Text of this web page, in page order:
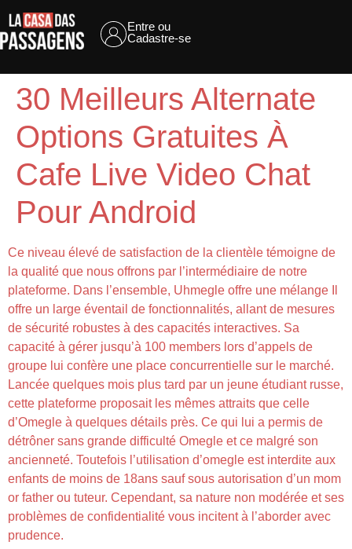
Entre ou
Cadastre-se
30 Meilleurs Alternate
Options Gratuites À
Cafe Live Video Chat
Pour Android
Ce niveau élevé de satisfaction de la clientèle témoigne de
la qualité que nous offrons par l’intermédiaire de notre
plateforme. Dans l’ensemble, Uhmegle offre une mélange Il
offre un large éventail de fonctionnalités, allant de mesures
de sécurité robustes à des capacités interactives. Sa
capacité à gérer jusqu’à 100 members lors d’appels de
groupe lui confère une place concurrentielle sur le marché.
Lancée quelques mois plus tard par un jeune étudiant russe,
cette plateforme proposait les mêmes attraits que celle
d’Omegle à quelques détails près. Ce qui lui a permis de
détrôner sans grande difficulté Omegle et ce malgré son
ancienneté. Toutefois l’utilisation d’omegle est interdite aux
enfants de moins de 18ans sauf sous autorisation d’un mom
or father ou tuteur. Cependant, sa nature non modérée et ses
problèmes de confidentialité vous incitent à l’aborder avec
prudence.